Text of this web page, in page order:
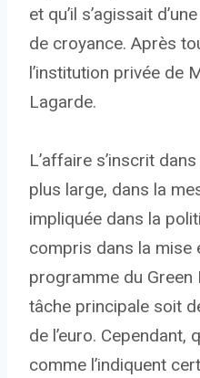
et qu’il s’agissait
de croyance. Après
l’institution privée de
Lagarde.
L’affaire s’inscrit
plus large, dans la
impliquée dans la
compris dans la mise
programme du Green
tâche principale soit
de l’euro.
comme l’indiquent